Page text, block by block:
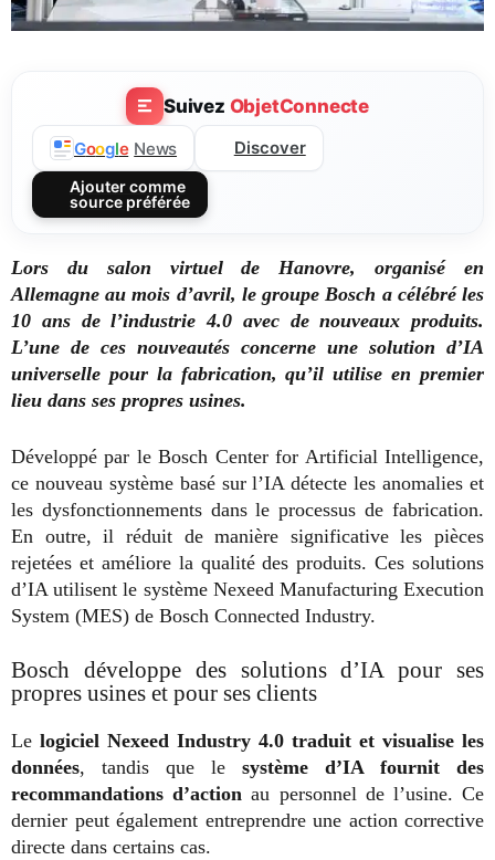
Suivez ObjetConnecte
Google News Discover
Ajouter comme
source préférée
Lors du salon virtuel de Hanovre, organisé en
Allemagne au mois d’avril, le groupe Bosch a célébré les
10 ans de l’industrie 4.0 avec de nouveaux produits.
L’une de ces nouveautés concerne une solution d’IA
universelle pour la fabrication, qu’il utilise en premier
lieu dans ses propres usines.
Développé par le Bosch Center for Artificial Intelligence,
ce nouveau système basé sur l’IA détecte les anomalies et
les dysfonctionnements dans le processus de fabrication.
En outre, il réduit de manière significative les pièces
rejetées et améliore la qualité des produits. Ces solutions
d’IA utilisent le système Nexeed Manufacturing Execution
System (MES) de Bosch Connected Industry.
Bosch développe des solutions d’IA pour ses
propres usines et pour ses clients
Le logiciel Nexeed Industry 4.0 traduit et visualise les
données, tandis que le système d’IA fournit des
recommandations d’actionau personnel de l’usine. Ce
dernier peut également entreprendre une action corrective
directe dans certains cas.